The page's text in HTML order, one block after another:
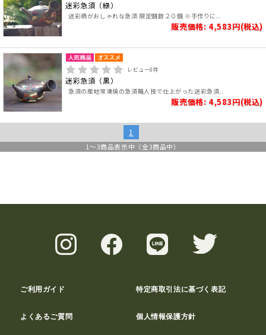
迷彩急須（緑）
迷彩柄がおしゃれな急須 限定個数２０個 ※手作りに..
販売価格: 4,583円(税込)
レビュー0件
迷彩急須（黒）
急須の産地常滑焼の急須職人技で仕上がった迷彩急須..
販売価格: 4,583円(税込)
1
1 ～3商品表示中（全3商品中）
ご利用ガイド 特定商取引法に基づく表記
よくあるご質問 個人情報保護方針